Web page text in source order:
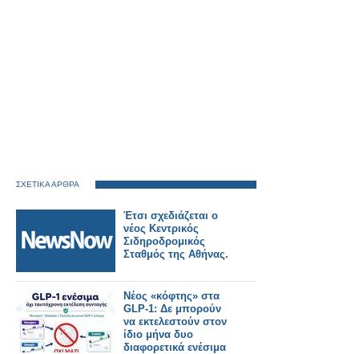
ΣΧΕΤΙΚΑ ΑΡΘΡΑ
Έτσι σχεδιάζεται ο
νέος Κεντρικός
Σιδηροδρομικός
Σταθμός της Αθήνας.
Νέος «κόφτης» στα
GLP-1: Δε μπορούν
να εκτελεστούν στον
ίδιο μήνα δυο
διαφορετικά ενέσιμα